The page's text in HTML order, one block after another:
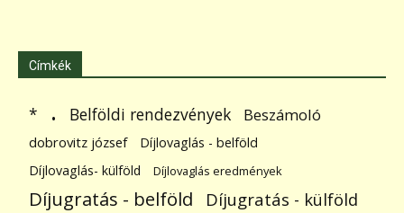
Címkék
* . Belföldi rendezvények Beszámoló
dobrovitz józsef
Díjlovaglás - belföld
Díjlovaglás- külföld
Díjlovaglás eredmények
Díjugratás - belföld Díjugratás - külföld